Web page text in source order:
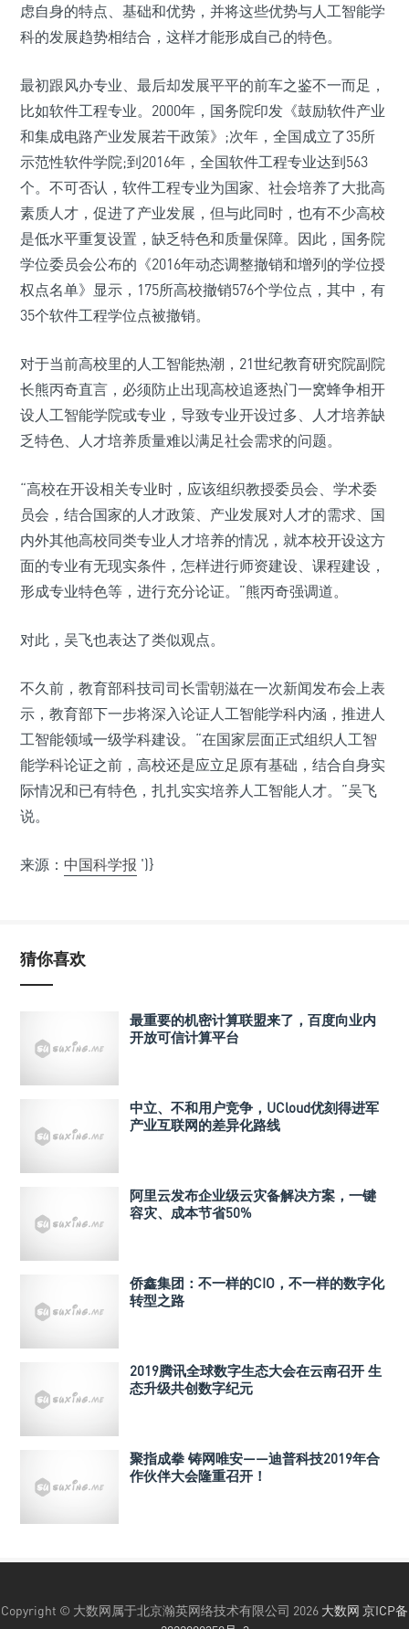
虑自身的特点、基础和优势，并将这些优势与人工智能学
科的发展趋势相结合，这样才能形成自己的特色。
最初跟风办专业、最后却发展平平的前车之鉴不一而足，
比如软件工程专业。2000年，国务院印发《鼓励软件产业
和集成电路产业发展若干政策》;次年，全国成立了35所
示范性软件学院;到2016年，全国软件工程专业达到563
个。不可否认，软件工程专业为国家、社会培养了大批高
素质人才，促进了产业发展，但与此同时，也有不少高校
是低水平重复设置，缺乏特色和质量保障。因此，国务院
学位委员会公布的《2016年动态调整撤销和增列的学位授
权点名单》显示，175所高校撤销576个学位点，其中，有
35个软件工程学位点被撤销。
对于当前高校里的人工智能热潮，21世纪教育研究院副院
长熊丙奇直言，必须防止出现高校追逐热门一窝蜂争相开
设人工智能学院或专业，导致专业开设过多、人才培养缺
乏特色、人才培养质量难以满足社会需求的问题。
“高校在开设相关专业时，应该组织教授委员会、学术委
员会，结合国家的人才政策、产业发展对人才的需求、国
内外其他高校同类专业人才培养的情况，就本校开设这方
面的专业有无现实条件，怎样进行师资建设、课程建设，
形成专业特色等，进行充分论证。”熊丙奇强调道。
对此，吴飞也表达了类似观点。
不久前，教育部科技司司长雷朝滋在一次新闻发布会上表
示，教育部下一步将深入论证人工智能学科内涵，推进人
工智能领域一级学科建设。“在国家层面正式组织人工智
能学科论证之前，高校还是应立足原有基础，结合自身实
际情况和已有特色，扎扎实实培养人工智能人才。”吴飞
说。
来源： 中国科学报 ')}
猜你喜欢
最重要的机密计算联盟来了，百度向业内
开放可信计算平台
中立、不和用户竞争，UCloud优刻得进军
产业互联网的差异化路线
阿里云发布企业级云灾备解决方案，一键
容灾、成本节省50%
侨鑫集团：不一样的CIO，不一样的数字化
转型之路
2019腾讯全球数字生态大会在云南召开 生
态升级共创数字纪元
聚指成拳 铸网唯安——迪普科技2019年合
作伙伴大会隆重召开！
Copyright © 大数网属于北京瀚英网络技术有限公司 2026 大数网 京ICP备